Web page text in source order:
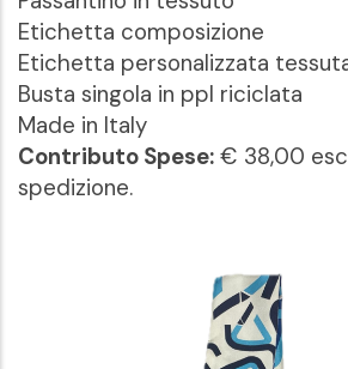
Etichetta composizione
Etichetta personalizzata
Busta singola in ppl riciclata
Made in Italy
Contributo Spese: € 38,00
spedizione.